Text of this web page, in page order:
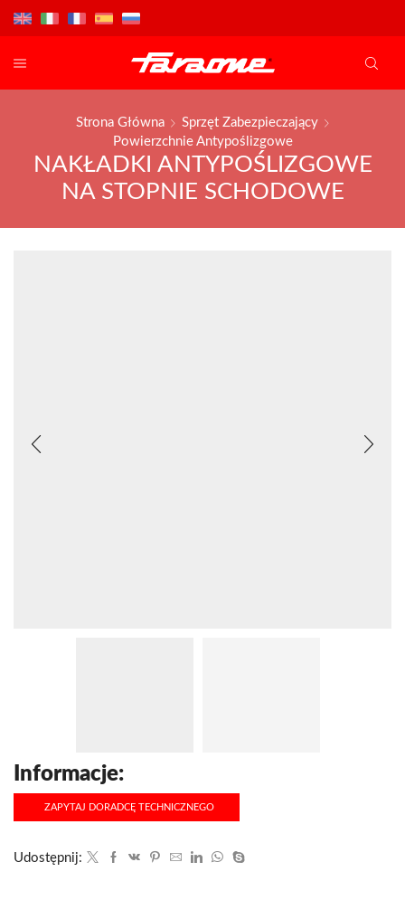
Strona Główna
Sprzęt Zabezpieczający
Powierzchnie Antypoślizgowe
NAKŁADKI ANTYPOŚLIZGOWE
NA STOPNIE SCHODOWE
Informacje:
ZAPYTAJ DORADCĘ TECHNICZNEGO
Udostępnij: